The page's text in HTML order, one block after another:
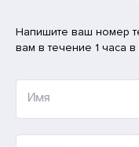
Напишите ваш номер
вам в течение 1 часа
Имя